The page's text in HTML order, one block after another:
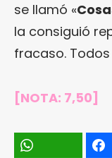
se llamó «
la consiguió
fracaso.
[NOTA: 7,50]